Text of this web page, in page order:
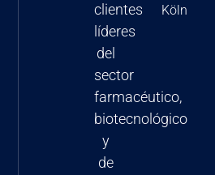
clientes
líderes
del
sector
farmacéutico,
biotecnológico
y
de
Köln